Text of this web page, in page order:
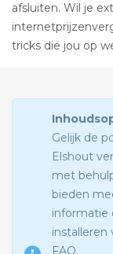
afsluiten. Wil je
tricks die jou op
Gelijk de
Elshout
met
bieden
informatie
installeren
FAQ.